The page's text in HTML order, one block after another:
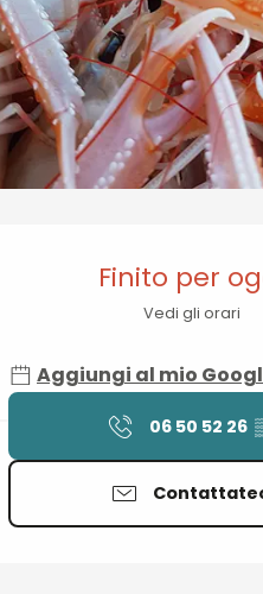
Orari e contatti
Finito per
Vedi gli orari
Aggiungi al mio
06 50 52 26